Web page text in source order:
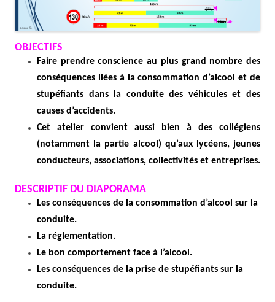
OBJECTIFS
Faire prendre conscience au plus grand nombre des
conséquences liées à la consommation d’alcool et de
stupéfiants dans la conduite des véhicules et des
causes d’accidents.
Cet atelier convient aussi bien à des collégiens
(notamment la partie alcool) qu’aux lycéens, jeunes
conducteurs, associations, collectivités et entreprises.
DESCRIPTIF DU DIAPORAMA
Les conséquences de la consommation d’alcool sur la
conduite.
La réglementation.
Le bon comportement face à l’alcool.
Les conséquences de la prise de stupéfiants sur la
conduite.